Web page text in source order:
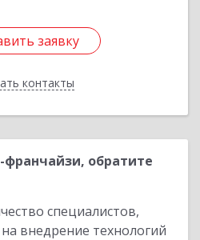
заявку
контакты
заявку
Назад
обратите
специалистов,
внедрение технологий